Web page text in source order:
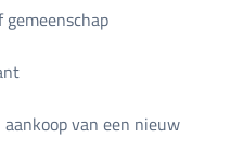
gemeenschap
van een nieuw